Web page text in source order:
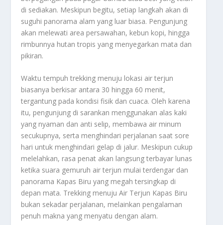
di sediakan. Meskipun begitu, setiap langkah akan di
suguhi panorama alam yang luar biasa. Pengunjung
akan melewati area persawahan, kebun kopi, hingga
rimbunnya hutan tropis yang menyegarkan mata dan
pikiran.
Waktu tempuh trekking menuju lokasi air terjun
biasanya berkisar antara 30 hingga 60 menit,
tergantung pada kondisi fisik dan cuaca. Oleh karena
itu, pengunjung di sarankan menggunakan alas kaki
yang nyaman dan anti selip, membawa air minum
secukupnya, serta menghindari perjalanan saat sore
hari untuk menghindari gelap di jalur. Meskipun cukup
melelahkan, rasa penat akan langsung terbayar lunas
ketika suara gemuruh air terjun mulai terdengar dan
panorama Kapas Biru yang megah tersingkap di
depan mata. Trekking menuju Air Terjun Kapas Biru
bukan sekadar perjalanan, melainkan pengalaman
penuh makna yang menyatu dengan alam.